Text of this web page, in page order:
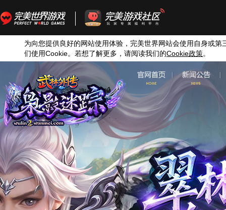
为向您提供良好的网站使用体验，完美世界网站会使用自身或第
们使用Cookie。若想了解更多，请阅读我们的Cookie政策。